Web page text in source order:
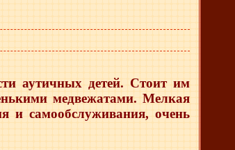
аутичных детей. Стоит им
медвежатами. Мелкая
и самообслуживания, очень